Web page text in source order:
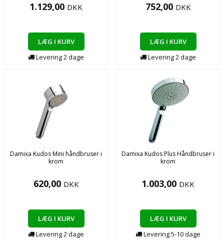
1.129,00 DKK
LÆG I KURV
Levering2dage
752,00 DKK
LÆG I KURV
Levering2dage
Damixa Kudos Mini håndbruser i
krom
620,00 DKK
LÆG I KURV
Levering2dage
Damixa Kudos Plus Håndbruser i
krom
1.003,00 DKK
LÆG I KURV
Levering5-10dage